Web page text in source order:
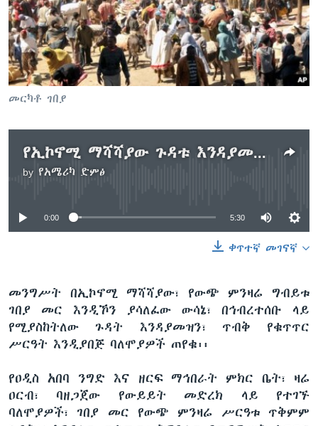
ቋንቋዎች
መርካቶ ገበያ
የኢኮኖሚ ማሻሻያው ጉዳቱ እንዳያመዝን መንግሥት በጥብቅ እንዲቆጣጠር ተጠየቀ
by የአሜሪካ ድምፅ
No media source currently available
0:00 5:30
ቀጥተኛ መገናኛ
መንግሥት በኢኮኖሚ ማሻሻያው፣ የውጭ ምንዛሬ ግብይቱ
ገበያ መር እንዲኾን ያሳለፈው ውሳኔ፣ በኅብረተሰቡ ላይ
የሚያስከትለው ጉዳት እንዳያመዝን፣ ጥብቅ የቁጥጥር
ሥርዓት እንዲያበጅ ባለሞያዎች ጠየቁ፡፡
የዐዲስ አበባ ንግድ እና ዘርፍ ማኅበራት ምክር ቤት፣ ዛሬ
ዐርብ፣ ባዘጋጀው የውይይት መድረክ ላይ የተገኙ
ባለሞያዎች፣ ገበያ መር የውጭ ምንዛሬ ሥርዓቱ ጥቅምም